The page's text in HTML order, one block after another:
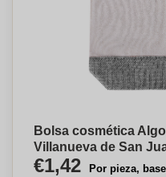
Bolsa cosmética
Villanueva de San
€1,42 Por pieza,